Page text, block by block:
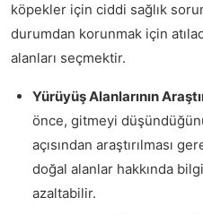
köpekler için ciddi sağlık
durumdan korunmak için
alanları seçmektir.
Yürüyüş Alanlarının
önce, gitmeyi
açısından araştırılması
doğal alanlar hakkında
azaltabilir.